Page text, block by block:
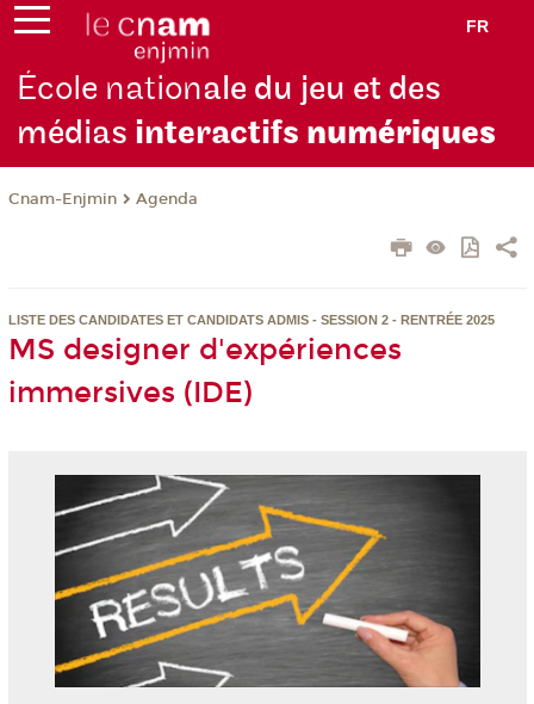
FR
École nationale du jeu et des
médias interactifs numériques
Cnam-Enjmin Agenda
LISTE DES CANDIDATES ET CANDIDATS ADMIS - SESSION 2 - RENTRÉE 2025
MS designer d'expériences
immersives (IDE)